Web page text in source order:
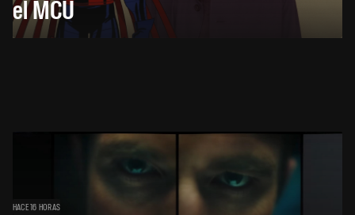
el MCU
HACE 16 HORAS